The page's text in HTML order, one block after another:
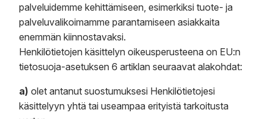
palveluidemme kehittämiseen, esimerkiksi tuote- ja
palveluvalikoimamme parantamiseen asiakkaita
enemmän kiinnostavaksi.
Henkilötietojen käsittelyn oikeusperusteena on EU:n
tietosuoja-asetuksen 6 artiklan seuraavat alakohdat:
a) olet antanut suostumuksesi Henkilötietojesi
käsittelyyn yhtä tai useampaa erityistä tarkoitusta